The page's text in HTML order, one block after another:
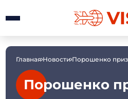
Главная Новости Порошенко
Порошенко